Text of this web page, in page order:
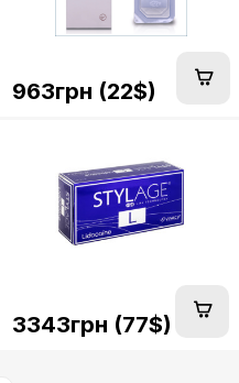
963грн (22$)
3343грн (77$)